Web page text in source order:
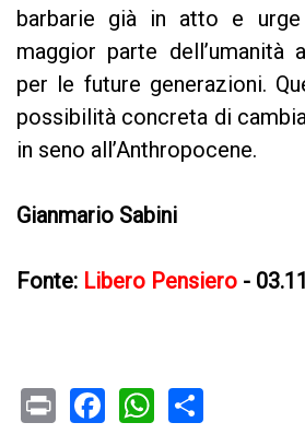
barbarie già in atto e
maggior parte dell’umanità
per le future generazioni.
possibilità concreta di
in seno all’Anthropocene.
Gianmario Sabini
Fonte: Libero Pensiero -
PrintFacebook
WhatsApp